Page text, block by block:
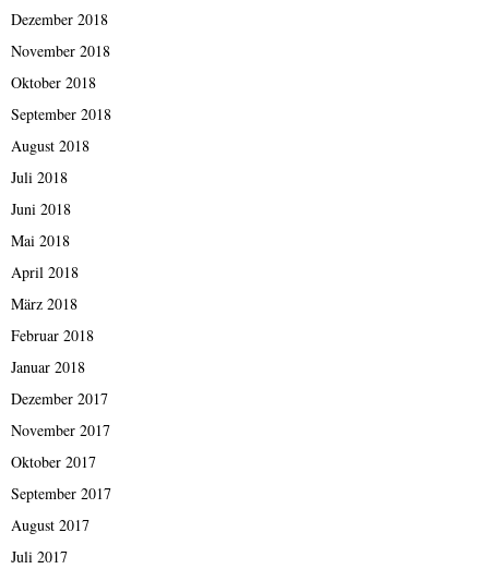
Dezember 2018
November 2018
Oktober 2018
September 2018
August 2018
Juli 2018
Juni 2018
Mai 2018
April 2018
März 2018
Februar 2018
Januar 2018
Dezember 2017
November 2017
Oktober 2017
September 2017
August 2017
Juli 2017